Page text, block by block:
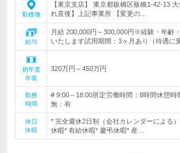
勤務地
【東京支店】 東京都板橋区板橋1-42-13
れ直後】上記事業所 【変更の…
給与
月給 200,000円～300,000円※経験・年齢
いたします試用期間：3ヶ月あり（待遇に
初年度
年収
320万円～450万円
勤務
時間
# 9:00～18:00所定労働時間：8時間休憩時
無：有
休日
休暇
* 完全週休2日制（会社カレンダーによる
休暇* 有給休暇* 慶弔休暇* 産…